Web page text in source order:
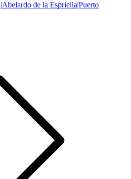
|Abelardo de la Espriella|Puerto